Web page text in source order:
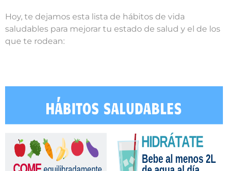
Hoy, te dejamos esta lista de hábitos de vida
saludables para mejorar tu estado de salud y el de los
que te rodean: